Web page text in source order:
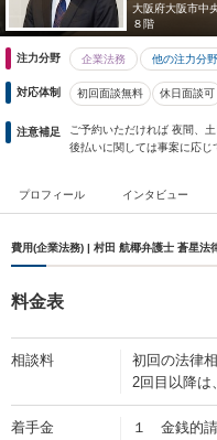
大阪府大阪市中
８階
注力分野 企業法務 他の注力分
対応体制 初回面談無料 休日面談可
注意補足
ご予約いただければ 夜間、
後払いに関しては事案に応じ
プロフィール インタビュー
費用(企業法務) | 村田 航椰弁護士 蒼星法
料金表
相談料
初回の法律
2回目以降は
着手金
１ 金銭的